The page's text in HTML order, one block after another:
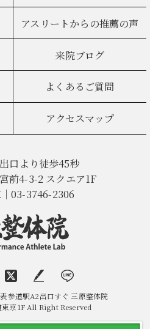
アスリートからの推薦の声
来院ブログ
よくあるご質問
アクセスマップ
口より徒歩45秒
前4-3-2 スクエア1F
03-3746-2306
参道駅A2出口すぐ 三原整体院
東京1F All Right Reserved